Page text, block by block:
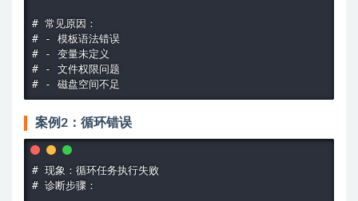
# 常见原因：
# - 模板语法错误
# - 变量未定义
# - 文件权限问题
# - 磁盘空间不足
案例2：循环错误
# 现象：循环任务执行失败
# 诊断步骤：